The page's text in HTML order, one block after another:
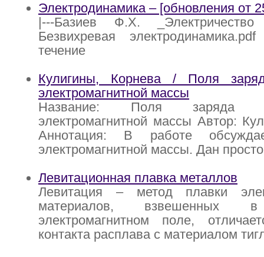
Электродинамика – [обновления от
|---Базиев Ф.Х.
Безвихревая
течение
Кулигины, Корнева / Поля
электромагнитной массы
Название: Поля заряда
электромагнитной массы Автор:
Аннотация: В работе
электромагнитной массы. Дан
Левитационная плавка металлов
Левитация – метод плавки
материалов, взвешенных
электромагнитном поле,
контакта расплава с материалом